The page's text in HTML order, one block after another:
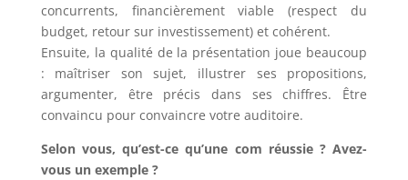
concurrents, financièrement viable (respect du
budget, retour sur investissement) et cohérent.
Ensuite, la qualité de la présentation joue beaucoup
: maîtriser son sujet, illustrer ses propositions,
argumenter, être précis dans ses chiffres. Être
convaincu pour convaincre votre auditoire.
Selon vous, qu’est-ce qu’une com réussie ? Avez-
vous un exemple ?